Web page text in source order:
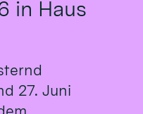
in Haus
27. Juni